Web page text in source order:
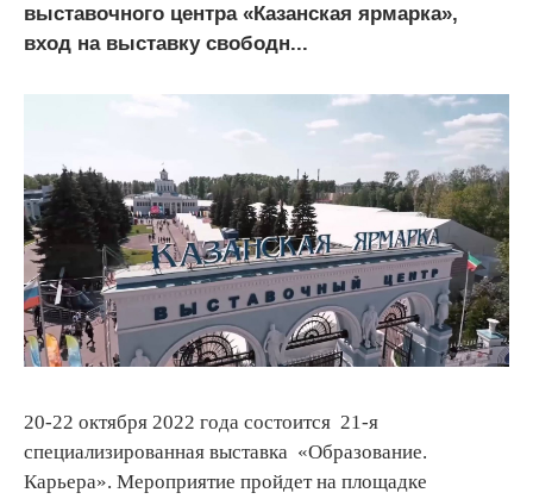
выставочного центра «Казанская ярмарка»,
вход на выставку свободн...
20-22 октября 2022 года состоится 21-я
специализированная выставка «Образование.
Карьера». Мероприятие пройдет на площадке